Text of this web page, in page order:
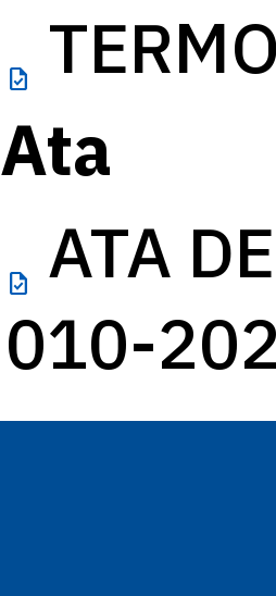
task
Ata
task
ATA
010-